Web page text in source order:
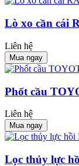
Lò xo cần cái
Liên hệ
Mua ngay
Phốt cầu
Liên hệ
Mua ngay
Lọc thủy lực